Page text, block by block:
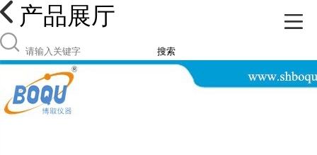
产品展厅
搜索